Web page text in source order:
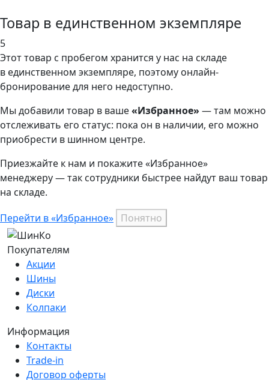
Товар в единственном экземпляре
5
Этот товар с пробегом хранится у нас на складе
в единственном экземпляре, поэтому онлайн-
бронирование для него недоступно.
Мы добавили товар в ваше«Избранное» — там можно
отслеживать его статус: пока он в наличии, его можно
приобрести в шинном центре.
Приезжайте к нам и покажите «Избранное»
менеджеру — так сотрудники быстрее найдут ваш товар
на складе.
Перейти в «Избранное» Понятно
Покупателям
Акции
Шины
Диски
Колпаки
Информация
Контакты
Trade-in
Договор оферты